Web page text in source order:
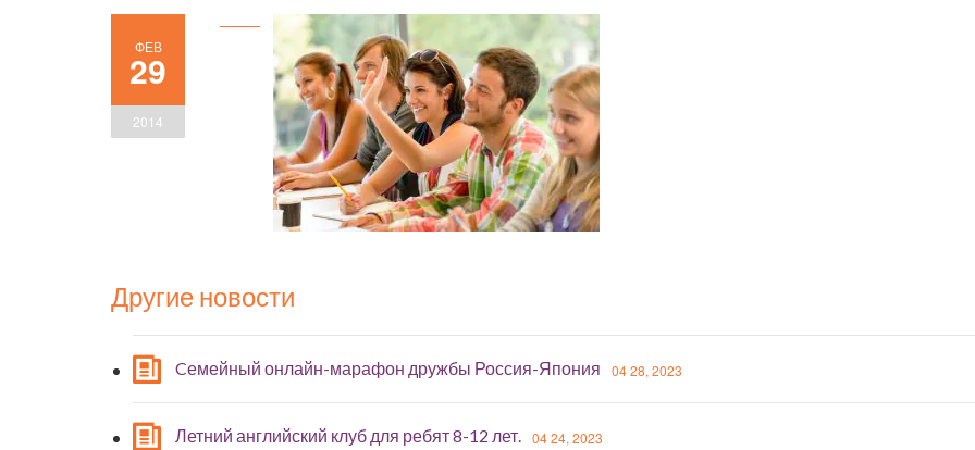
ФЕВ
29
2014
Другие новости
Cемейный онлайн-марафон дружбы Россия-Япония 04 28, 2023
Летний английский клуб для ребят 8-12 лет. 04 24, 2023